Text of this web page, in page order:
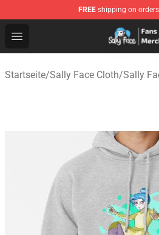
FREE shipping on
Open menu
Sally Face Store - Official
Startseite/Sally Face Cloth/Sally